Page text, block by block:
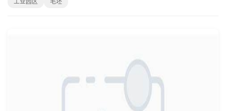
工业园区 毛坯